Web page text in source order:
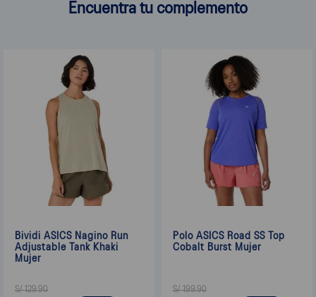
Encuentra tu complemento
Bividi ASICS Nagino Run
Adjustable Tank Khaki
Mujer
S/ 129.90
Polo ASICS Road SS Top
Cobalt Burst Mujer
S/ 199.90